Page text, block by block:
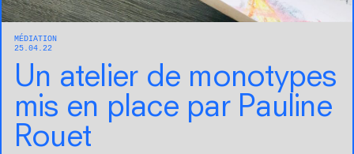
MÉDIATION
25.04.22
Un atelier de monotypes
mis en place par Pauline
Rouet